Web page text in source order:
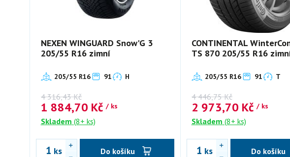
NEXEN WINGUARD Snow'G 3
205/55 R16 zimní
205/55 R16 91 H
4 316,43 Kč
1 884,70 Kč / ks
Skladem (8+ ks)
ks Do košíku
CONTINENTAL
TS 870 205/55 R16
205/55 R16 91 T
4 446,75 Kč
2 973,70 Kč / ks
Skladem (8+ ks)
ks Do košíku